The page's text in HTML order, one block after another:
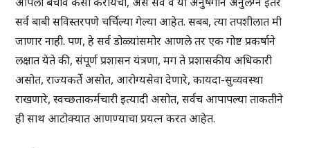
सर्व बाबी सविस्तरपणे चर्चिल्या गेल्या आहेत. सबब, त्या तपशीलात मी
जाणार नाही. पण, हे सर्व डोळ्यांसमोर आणले तर एक गोष्ट प्रकर्षाने
लक्षात येते की, संपूर्ण प्रशासन यंत्रणा, मग ते प्रशासकीय अधिकारी
असोत, राज्यकर्ते असोत, आरोग्यसेवा देणारे, कायदा-सुव्यवस्था
राखणारे, स्वच्छताकर्मचारी इत्यादी असोत, सर्वच आपापल्या ताकतीने
ही साथ आटोक्यात आणण्याचा प्रयत्न करत आहेत.